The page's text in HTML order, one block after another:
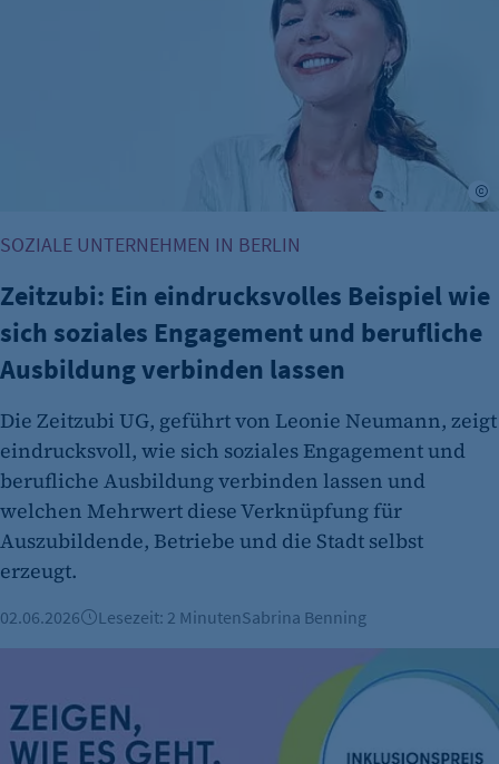
SOZIALE UNTERNEHMEN IN BERLIN
Zeitzubi: Ein eindrucksvolles Beispiel wie
sich soziales Engagement und berufliche
Ausbildung verbinden lassen
Die Zeitzubi UG, geführt von Leonie Neumann, zeigt
eindrucksvoll, wie sich soziales Engagement und
berufliche Ausbildung verbinden lassen und
welchen Mehrwert diese Verknüpfung für
Auszubildende, Betriebe und die Stadt selbst
erzeugt.
02.06.2026 Lesezeit: 2 MinutenSabrina Benning
Berliner Inklusionspreis 2026: Jetzt bewerben!